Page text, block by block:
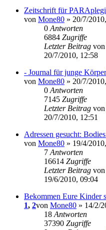
Zeitschrift für
von Mone80 » 20/7/
0 Antworten
6884 Zugriffe
Letzter Beitrag von
20/7/2010, 12:58
- Journal für junge
von Mone80 » 20/7/
0 Antworten
7145 Zugriffe
Letzter Beitrag von
20/7/2010, 12:51
Adressen gesucht:
von Mone80 » 19/4/
7 Antworten
16614 Zugriffe
Letzter Beitrag von
19/6/2010, 09:04
Bekommen Eure Kinder
1, 2von Mone80 » 14/2/
18 Antworten
37390 Zugriffe